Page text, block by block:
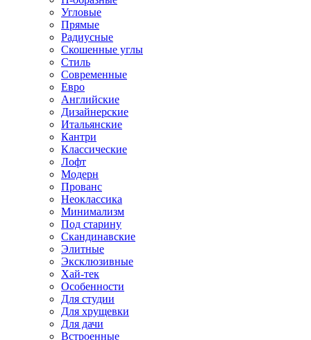
Угловые
Прямые
Радиусные
Скошенные углы
Стиль
Современные
Евро
Английские
Дизайнерские
Итальянские
Кантри
Классические
Лофт
Модерн
Прованс
Неоклассика
Минимализм
Под старину
Скандинавские
Элитные
Эксклюзивные
Хай-тек
Особенности
Для студии
Для хрущевки
Для дачи
Встроенные